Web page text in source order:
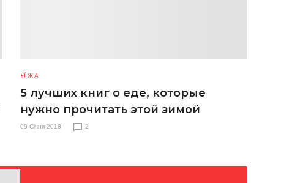
ЇЖА
5 лучших книг о еде, которые
нужно прочитать этой зимой
09 Січня 2018 2